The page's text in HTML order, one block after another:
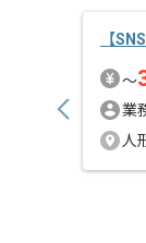
【
〜
業
人